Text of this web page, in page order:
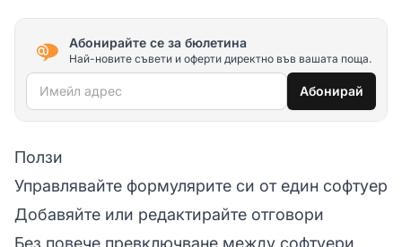
Абонирайте се за бюлетина
Най-новите съвети и оферти директно във вашата поща.
Имейл адрес Абонирай
Ползи
Управлявайте формулярите си от един софтуер
Добавяйте или редактирайте отговори
Без повече превключване между софтуери